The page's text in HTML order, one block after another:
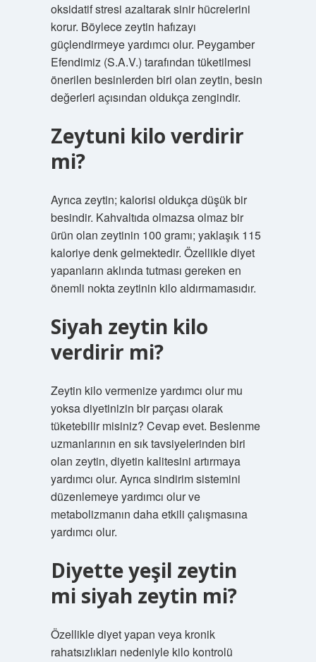
oksidatif stresi azaltarak sinir hücrelerini
korur. Böylece zeytin hafızayı
güçlendirmeye yardımcı olur. Peygamber
Efendimiz (S.A.V.) tarafından tüketilmesi
önerilen besinlerden biri olan zeytin, besin
değerleri açısından oldukça zengindir.
Zeytuni kilo verdirir
mi?
Ayrıca zeytin; kalorisi oldukça düşük bir
besindir. Kahvaltıda olmazsa olmaz bir
ürün olan zeytinin 100 gramı; yaklaşık 115
kaloriye denk gelmektedir. Özellikle diyet
yapanların aklında tutması gereken en
önemli nokta zeytinin kilo aldırmamasıdır.
Siyah zeytin kilo
verdirir mi?
Zeytin kilo vermenize yardımcı olur mu
yoksa diyetinizin bir parçası olarak
tüketebilir misiniz? Cevap evet. Beslenme
uzmanlarının en sık tavsiyelerinden biri
olan zeytin, diyetin kalitesini artırmaya
yardımcı olur. Ayrıca sindirim sistemini
düzenlemeye yardımcı olur ve
metabolizmanın daha etkili çalışmasına
yardımcı olur.
Diyette yeşil zeytin
mi siyah zeytin mi?
Özellikle diyet yapan veya kronik
rahatsızlıkları nedeniyle kilo kontrolü